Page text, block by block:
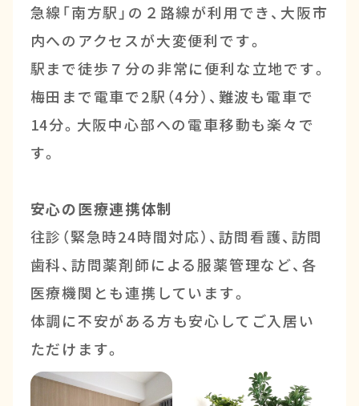
急線「南方駅」の２路線が利用でき、大阪市
内へのアクセスが大変便利です。
駅まで徒歩７分の非常に便利な立地です。
梅田まで電車で2駅（4分）、難波も電車で
14分。大阪中心部への電車移動も楽々で
す。
安心の医療連携体制
往診（緊急時24時間対応）、訪問看護、訪問
歯科、訪問薬剤師による服薬管理など、各
医療機関とも連携しています。
体調に不安がある方も安心してご入居い
ただけます。